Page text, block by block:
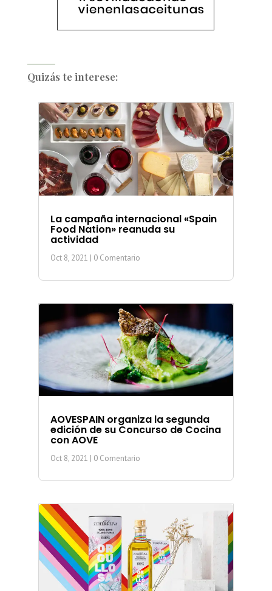
Quizás te interese:
La campaña internacional «Spain
Food Nation» reanuda su
actividad
Oct 8, 2021 | 0 Comentario
AOVESPAIN organiza la segunda
edición de su Concurso de Cocina
con AOVE
Oct 8, 2021 | 0 Comentario